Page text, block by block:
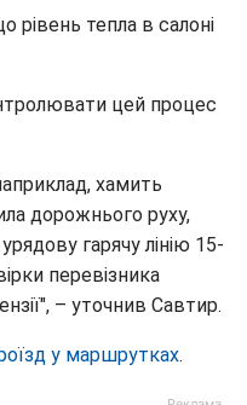
рівень тепла в салоні
цей процес
хамить
дорожнього руху,
гарячу лінію 15-
перевізника
– уточнив Савтир.
у маршрутках.